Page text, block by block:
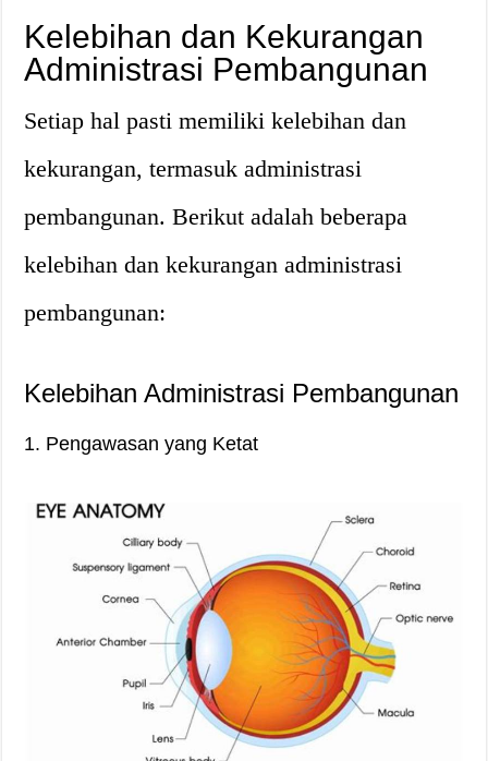
Kelebihan dan Kekurangan
Administrasi Pembangunan
Setiap hal pasti memiliki kelebihan dan
kekurangan, termasuk administrasi
pembangunan. Berikut adalah beberapa
kelebihan dan kekurangan administrasi
pembangunan:
Kelebihan Administrasi Pembangunan
1. Pengawasan yang Ketat